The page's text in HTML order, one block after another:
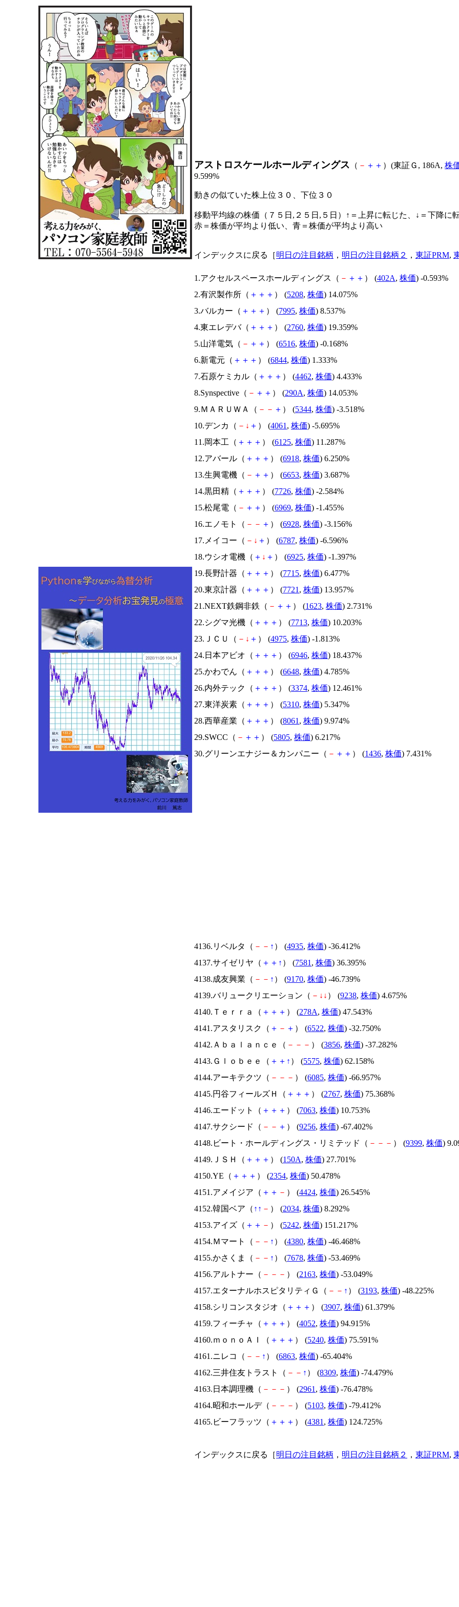
アストロスケールホールディングス （ － ＋ ＋ ）(東証Ｇ, 186A, 株
9.599%
動きの似ていた株上位３０、下位３０
移動平均線の株価（７５日,２５日,５日）↑＝上昇に転じた、↓＝下降に
赤＝株価が平均より低い、青＝株価が平均より高い
インデックスに戻る［明日の注目銘柄 ， 明日の注目銘柄２ ， 東証PRM,
1.アクセルスペースホールディングス（ － ＋ ＋ ） (402A, 株価) -0.593%
2.有沢製作所（ ＋ ＋ ＋ ） (5208, 株価) 14.075%
3.バルカー（ ＋ ＋ ＋ ） (7995, 株価) 8.537%
4.東エレデバ（ ＋ ＋ ＋ ） (2760, 株価) 19.359%
5.山洋電気（ － ＋ ＋ ） (6516, 株価) -0.168%
6.新電元（ ＋ ＋ ＋ ） (6844, 株価) 1.333%
7.石原ケミカル（ ＋ ＋ ＋ ） (4462, 株価) 4.433%
8.Synspective（ － ＋ ＋ ） (290A, 株価) 14.053%
9.ＭＡＲＵＷＡ（ － － ＋ ） (5344, 株価) -3.518%
10.デンカ（ － ↓ ＋ ） (4061 , 株価) -5.695%
11.岡本工（ ＋ ＋ ＋ ） (6125, 株価) 11.287%
12.アバール（ ＋ ＋ ＋ ） (6918, 株価) 6.250%
13.生興電機（ － ＋ ＋ ） (6653, 株価) 3.687%
14.黒田精（ ＋ ＋ ＋ ） (7726, 株価) -2.584%
15.松尾電（ － ＋ ＋ ） (6969, 株価) -1.455%
16.エノモト（ － － ＋ ） (6928, 株価) -3.156%
17.メイコー（ － ↓ ＋ ） (6787, 株価) -6.596%
18.ウシオ電機（ ＋ ↓ ＋ ） (6925, 株価) -1.397%
19.長野計器（ ＋ ＋ ＋ ） (7715, 株価) 6.477%
20.東京計器（ ＋ ＋ ＋ ） (7721 , 株価) 13.957%
21.NEXT鉄鋼非鉄（ － ＋ ＋ ） (1623, 株価) 2.731%
22.シグマ光機（ ＋ ＋ ＋ ） (7713, 株価) 10.203%
23.ＪＣＵ（ － ↓ ＋ ） (4975, 株価) -1.813%
24.日本アビオ（ ＋ ＋ ＋ ） (6946, 株価) 18.437%
25.かわでん（ ＋ ＋ ＋ ） (6648, 株価) 4.785%
26.内外テック（ ＋ ＋ ＋ ） (3374, 株価) 12.461%
27.東洋炭素（ ＋ ＋ ＋ ） (5310, 株価) 5.347%
28.西華産業（ ＋ ＋ ＋ ） (8061 , 株価) 9.974%
29.SWCC（ － ＋ ＋ ） (5805, 株価) 6.217%
30.グリーンエナジー＆カンパニー（ － ＋ ＋ ） (1436, 株価) 7.431%
4136.リベルタ（ － － ↑ ） (4935, 株価) -36.412%
4137.サイゼリヤ（ ＋ ＋ ↑ ） (7581 , 株価) 36.395%
4138.成友興業（ － － ↑ ） (9170, 株価) -46.739%
4139.バリュークリエーション（ － ↓ ↓ ） (9238, 株価) 4.675%
4140.Ｔｅｒｒａ（ ＋ ＋ ＋ ） (278A, 株価) 47.543%
4141.アスタリスク（ ＋ － ＋ ） (6522, 株価) -32.750%
4142.Ａｂａｌａｎｃｅ（ － － － ） (3856, 株価) -37.282%
4143.Ｇｌｏｂｅｅ（ ＋ ＋ ↑ ） (5575, 株価) 62.158%
4144.アーキテクツ（ － － － ） (6085, 株価) -66.957%
4145.円谷フィールズＨ（ ＋ ＋ ＋ ） (2767, 株価) 75.368%
4146.エードット（ ＋ ＋ ＋ ） (7063, 株価) 10.753%
4147.サクシード（ － － ＋ ） (9256, 株価) -67.402%
4148.ビート・ホールディングス・リミテッド（ － － － ） (9399, 株価)
4149.ＪＳＨ（ ＋ ＋ ＋ ） (150A, 株価) 27.701%
4150.YE（ ＋ ＋ ＋ ） (2354, 株価) 50.478%
4151.アメイジア（ ＋ ＋ － ） (4424, 株価) 26.545%
4152.韓国ベア（ ↑ ↑ － ） (2034, 株価) 8.292%
4153.アイズ（ ＋ ＋ － ） (5242, 株価) 151.217%
4154.Ｍマート（ － － ↑ ） (4380, 株価) -46.468%
4155.かさくま（ － － ↑ ） (7678, 株価) -53.469%
4156.アルトナー（ － － － ） (2163, 株価) -53.049%
4157.エターナルホスピタリティＧ（ － － ↑ ） (3193, 株価) -48.225%
4158.シリコンスタジオ（ ＋ ＋ ＋ ） (3907, 株価) 61.379%
4159.フィーチャ（ ＋ ＋ ＋ ） (4052, 株価) 94.915%
4160.ｍｏｎｏＡＩ（ ＋ ＋ ＋ ） (5240, 株価) 75.591%
4161.ニレコ（ － － ↑ ） (6863, 株価) -65.404%
4162.三井住友トラスト（ － － ↑ ） (8309, 株価) -74.479%
4163.日本調理機（ － － － ） (2961 , 株価) -76.478%
4164.昭和ホールデ（ － － － ） (5103, 株価) -79.412%
4165.ビーフラッツ（ ＋ ＋ ＋ ） (4381 , 株価) 124.725%
インデックスに戻る［明日の注目銘柄 ， 明日の注目銘柄２ ， 東証PRM,